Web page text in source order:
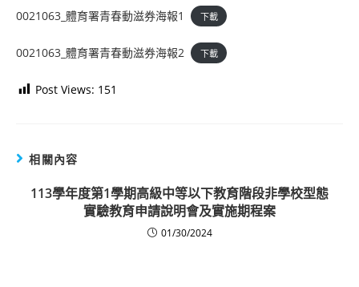
0021063_體育署青春動滋券海報1 下載
0021063_體育署青春動滋券海報2 下載
Post Views: 151
相關內容
113學年度第1學期高級中等以下教育階段非學校型態
實驗教育申請說明會及實施期程案
01/30/2024